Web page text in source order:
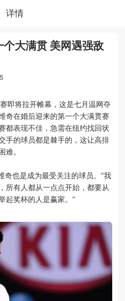
详情
大满贯 美网遇强敌
将拉开帷幕，这是七月温网夺
奇在婚后迎来的第一个大满贯赛
都表现不佳，急需在纽约找回状
手的球员都是棘手的，这让高排
难。
也是成为最受关注的球员。“我
所有人都从一点点开始，都要从
起奖杯的人是赢家。”